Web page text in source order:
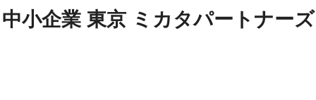
中小企業 東京 ミカタパートナーズ